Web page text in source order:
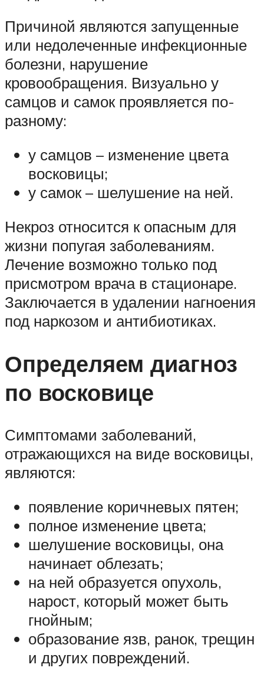
Причиной являются запущенные
или недолеченные инфекционные
болезни, нарушение
кровообращения. Визуально у
самцов и самок проявляется по-
разному:
у самцов – изменение цвета
восковицы;
у самок – шелушение на ней.
Некроз относится к опасным для
жизни попугая заболеваниям.
Лечение возможно только под
присмотром врача в стационаре.
Заключается в удалении нагноения
под наркозом и антибиотиках.
Определяем диагноз
по восковице
Симптомами заболеваний,
отражающихся на виде восковицы,
являются:
появление коричневых пятен;
полное изменение цвета;
шелушение восковицы, она
начинает облезать;
на ней образуется опухоль,
нарост, который может быть
гнойным;
образование язв, ранок, трещин
и других повреждений.